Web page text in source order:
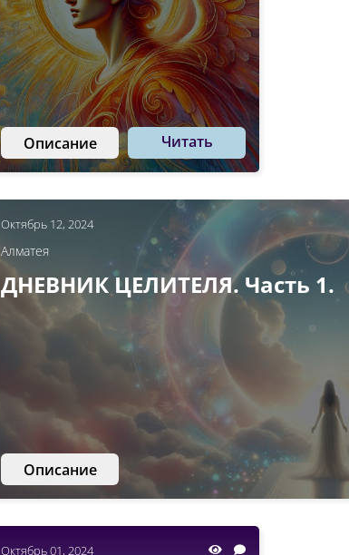
Описание Читать
Октябрь 12, 2024
Алматея
ДНЕВНИК ЦЕЛИТЕЛЯ. Часть 1.
Описание
Октябрь 01, 2024